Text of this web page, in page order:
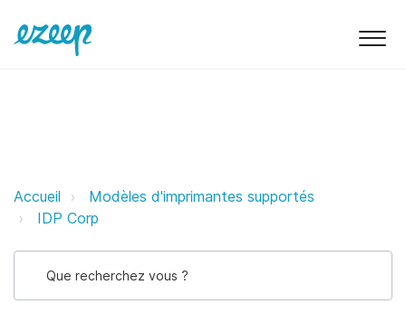
IDP ezeep Support Support
Accueil
Modèles d'imprimantes supportés
IDP Corp